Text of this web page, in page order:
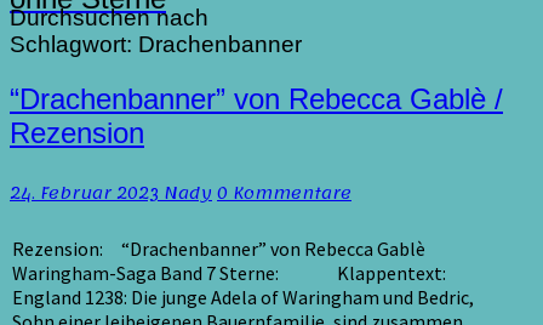
Durchsuchen nach
Schlagwort: Drachenbanner
“Drachenbanner”
von
Rebecca
/
“Drachenbanner” von Rebecca Gablè /
Rezension
24. Februar 2023NadyKommentare
0 Kommentare
Rezension: “Drachenbanner” von Rebecca Gablè
Waringham-Saga Band 7 Sterne: Klappentext:
England 1238: Die junge Adela of Waringham und Bedric,